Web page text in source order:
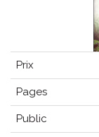
Prix
Pages
Public